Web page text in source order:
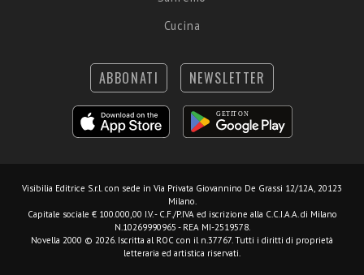
Cucina
ABBONATI NEWSLETTER
Visibilia Editrice S.r.l. con sede in Via Privata Giovannino De Grassi 12/12A, 20123
Milano.
Capitale sociale € 100.000,00 I.V. - C.F./P.IVA ed iscrizione alla C.C.I.A.A. di Milano
N.10269990965 - REA MI-2519578.
Novella 2000 © 2026. Iscritta al ROC con il n.37767. Tutti i diritti di proprietà
letteraria ed artistica riservati.